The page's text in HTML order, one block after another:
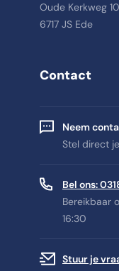
Oude Kerkweg
6717 JS Ede
Contact
Neem
Stel direct
Bel ons:
Bereikbaar
16:30
Stuur je